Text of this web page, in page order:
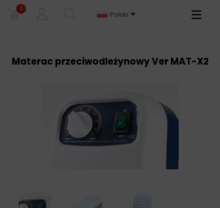
0
Polski
Primary
Materac przeciwodleżynowy Ver MAT-X2